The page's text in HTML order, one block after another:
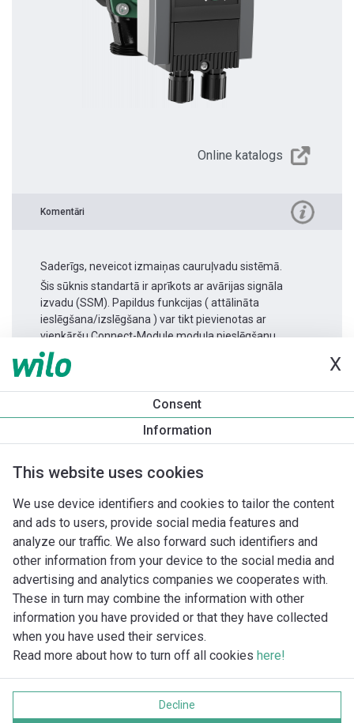
X
Consent
Information
This website uses cookies
We use device identifiers and cookies to tailor the content
and ads to users, provide social media features and
analyze our traffic. We also forward such identifiers and
other information from your device to the social media and
advertising and analytics companies we cooperates with.
These in turn may combine the information with other
information you have provided or that they have collected
when you have used their services.
Read more about how to turn off all cookies here!
Decline
Online katalogs
Komentāri
Saderīgs, neveicot izmaiņas cauruļvadu sistēmā.
Šis sūknis standartā ir aprīkots ar avārijas signāla
izvadu (SSM). Papildus funkcijas ( attālināta
ieslēgšana/izslēgšana ) var tikt pievienotas ar
vienkāršu Connect-Module moduļa pieslēgšanu.
Produkta informācija
Imprint
Data protection